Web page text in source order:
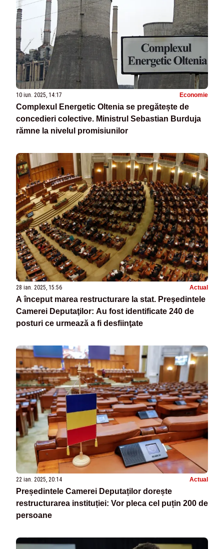
10 iun. 2025, 14:17 Economie
Complexul Energetic Oltenia se pregătește de
concedieri colective. Ministrul Sebastian Burduja
rămne la nivelul promisiunilor
28 ian. 2025, 15:56 Actual
A început marea restructurare la stat. Preşedintele
Camerei Deputaţilor: Au fost identificate 240 de
posturi ce urmează a fi desfiinţate
22 ian. 2025, 20:14 Actual
Președintele Camerei Deputaților dorește
restructurarea instituției: Vor pleca cel puțin 200 de
persoane